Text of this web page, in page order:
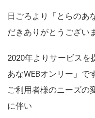
日ごろより「とらのあ
だきありがとうござい
2020年よりサービスを
あなWEBオンリー」で
ご利用者様のニーズの
に伴い